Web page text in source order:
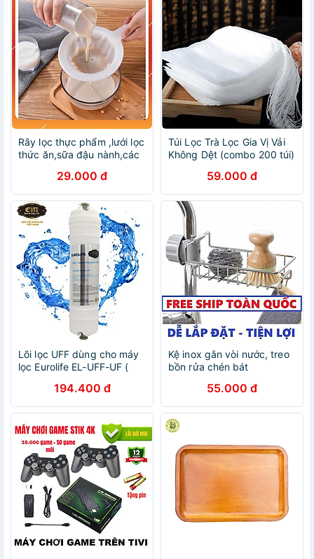
Rây lọc thực phẩm ,lưới lọc
thức ăn,sữa đậu nành,các
cầm tiện lợi29.000 đ
Túi Lọc Trà Lọc Gia Vị Vải
Không Dệt (combo 200 túi)
59.000 đ
Lõi lọc UFF dùng cho máy
lọc Eurolife EL-UFF-UF (
194.400 đ
Kệ inox gắn vòi nước, treo
bồn rửa chén bát
55.000 đ